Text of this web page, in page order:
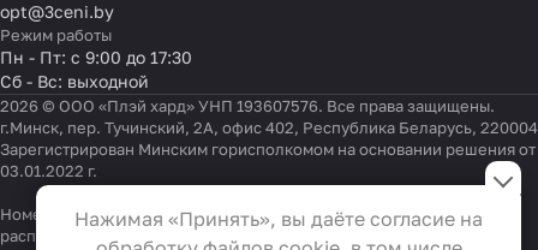
opt@3ceni.by
Режим работы
Пн - Пт: с 9:00 до 17:30
Сб - Вс: выходной
2026 © ООО «Плэй хард» УНП 193607576. Все права защищены.
г.Минск, пер. Тучинский, 2А, офис 402, Республика Беларусь, 220004
Зарегистрирован Минским горисполкомом на основании решения от
03.01.2022 г.
Номер телефона работников местных исполнительных и
распорядительных органов по месту государственной
Настройки файлов cookie
Функциональные
Эти файлы необходимы для
Нажимая «Принять», вы даёте согласие на